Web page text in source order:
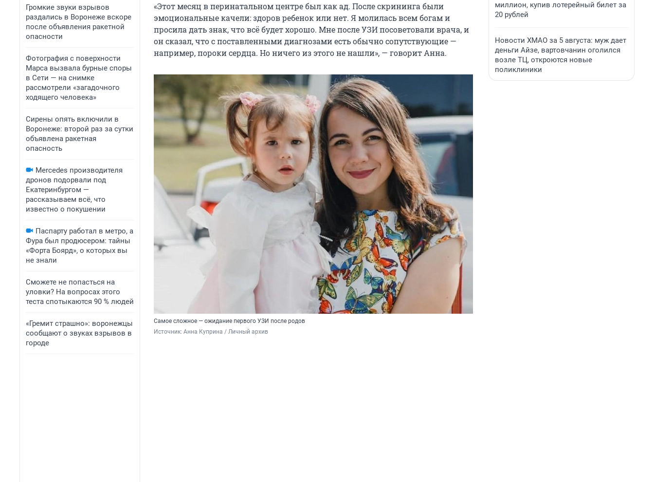
Громкие звуки взрывов
раздались в Воронеже вскоре
после объявления ракетной
опасности
Фотография с поверхности
Марса вызвала бурные споры
в Сети — на снимке
рассмотрели «загадочного
ходящего человека»
Сирены опять включили в
Воронеже: второй раз за сутки
объявлена ракетная
опасность
Mercedes производителя
дронов подорвали под
Екатеринбургом —
рассказываем всё, что
известно о покушении
Паспарту работал в метро, а
Фура был продюсером: тайны
«Форта Боярд», о которых вы
не знали
Сможете не попасться на
уловки? На вопросах этого
теста спотыкаются 90 % людей
«Гремит страшно»: воронежцы
сообщают о звуках взрывов в
городе
«Этот месяц в перинатальном центре был как ад. После скрининга были
эмоциональные качели: здоров ребенок или нет. Я молилась всем богам и
просила дать знак, что всё будет хорошо. Мне после УЗИ посоветовали врача, и
он сказал, что с поставленными диагнозами есть обычно сопутствующие —
например, пороки сердца. Но ничего из этого не нашли», — говорит Анна.
Самое сложное — ожидание первого УЗИ после родов
Источник: Анна Куприна / Личный архив
миллион, купив лотерейный билет за
20 рублей
Новости ХМАО за 5 августа: муж дает
деньги Айзе, вартовчанин оголился
возле ТЦ, откроются новые
поликлиники